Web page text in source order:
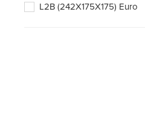
L2B (242X175X175) Euro